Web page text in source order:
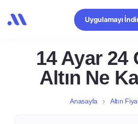
Uygulamayı
14 Ayar 24
Altın Ne
Anasayfa Altın